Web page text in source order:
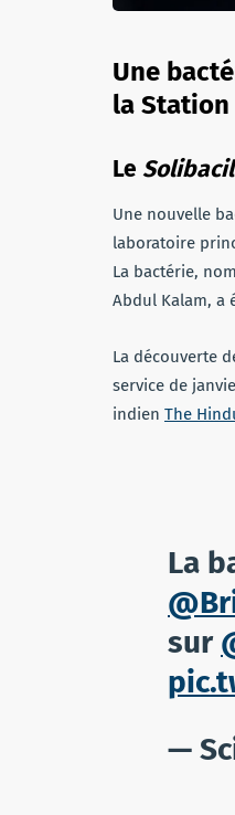
Une
la Station
Le
Une nouvelle
laboratoire
La bactérie,
Abdul Kalam, a
La découverte
service de
indien The
La
sur
—